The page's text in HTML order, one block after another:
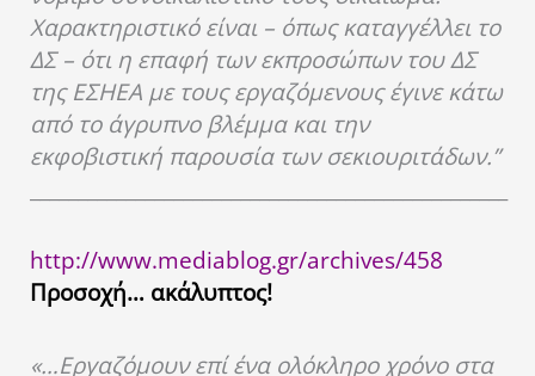
Χαρακτηριστικό είναι – όπως καταγγέλλει το
ΔΣ – ότι η επαφή των εκπροσώπων του ΔΣ
της ΕΣΗΕΑ με τους εργαζόμενους έγινε κάτω
από το άγρυπνο βλέμμα και την
εκφοβιστική παρουσία των σεκιουριτάδων.”
http://www.mediablog.gr/archives/458
Προσοχή… ακάλυπτος!
«…Εργαζόμουν επί ένα ολόκληρο χρόνο στα